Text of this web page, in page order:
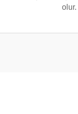
olur.